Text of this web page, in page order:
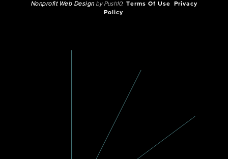
Nonprofit Web Designby Push10. Terms Of Use
Privacy
Policy